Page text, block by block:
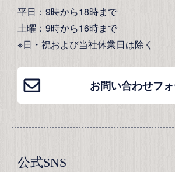
平日：9時から18時まで
土曜：9時から16時まで
※日・祝および当社休業日は除く
お問い合わせフ
公式SNS